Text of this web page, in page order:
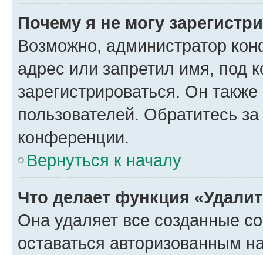
Почему я не могу
Возможно, администратор
адрес или запретил имя, под
зарегистрироваться. Он
пользователей. Обратитесь
конференции.
Вернуться к началу
Что делает функция
Она удаляет все созданные
оставаться авторизованным